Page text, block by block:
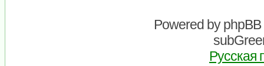
Powered byphpBB
Русская